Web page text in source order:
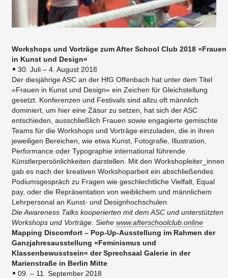
Workshops und Vorträge zum After School Club 2018 »Frauen
in Kunst und Design«
30. Juli – 4. August 2018
Der diesjährige ASC an der HfG Offenbach hat unter dem Titel
»Frauen in Kunst und Design« ein Zeichen für Gleichstellung
gesetzt. Konferenzen und Festivals sind allzu oft männlich
dominiert, um hier eine Zäsur zu setzen, hat sich der ASC
entschieden, ausschließlich Frauen sowie engagierte gemischte
Teams für die Workshops und Vorträge einzuladen, die in ihren
jeweiligen Bereichen, wie etwa Kunst, Fotografie, Illustration,
Performance oder Typographie international führende
Künstlerpersönlichkeiten darstellen. Mit den Workshopleiter_innen
gab es nach der kreativen Workshoparbeit ein abschließendes
Podiumsgespräch zu Fragen wie geschlechtliche Vielfalt, Equal
pay, oder die Repräsentation von weiblichem und männlichem
Lehrpersonal an Kunst- und Designhochschulen.
Die Awareness Talks kooperierten mit dem ASC und unterstützten
Workshops und Vorträge. Siehe www.afterschoolclub.online
Mapping Discomfort – Pop-Up-Ausstellung im Rahmen der
Ganzjahresausstellung »Feminismus und
Klassenbewusstsein« der Sprechsaal Galerie in der
Marienstraße in Berlin Mitte
09. – 11. September 2018